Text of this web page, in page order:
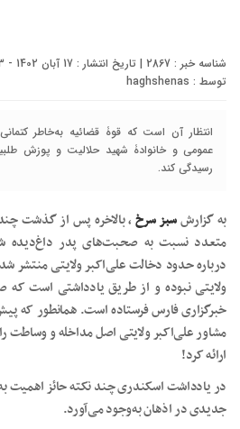
شناسه خبر : 2867 | تاریخ انتشار : 17 آبان 1402 - 9:43 | تعداد دیدگاه :
توسط : haghshenas
انتظار آن است که قوۀ قضائیه به‌خاطر
عمومی و خانوادۀ شهید حلالیت و پوزش
رسیدگی کند.
به گزارشسبز سرخ ، بالاخره پس از گذشت
متعدد نسبت به صحبت‌های پدر داغ‌دیده
درباره حدود دخالت علی‌اکبر ولایتی منتشر
ولایتی نبوده و از طریق یادداشتی است که
خبرگزاری فارس فرستاده است. همانطور که
مشاور علی‌اکبر ولایتی اصل مداخله و وساطت
ارائه کرد!
در یادداشت اسکندری چند نکته حائز
جدیدی در اذهان به‌وجود می‌آورد.